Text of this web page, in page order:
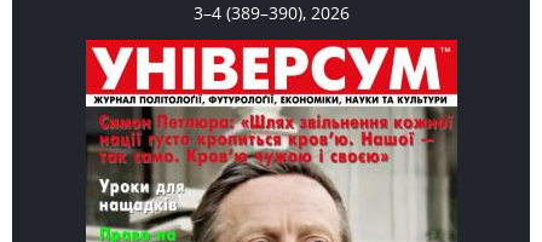
3–4 (389–390), 2026